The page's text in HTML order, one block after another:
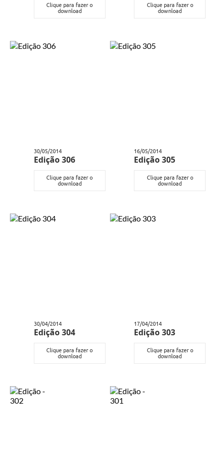
Clique para fazer o
download
Clique para fazer o
download
30/05/2014
Edição 306
Clique para fazer o
download
16/05/2014
Edição 305
Clique para fazer o
download
30/04/2014
Edição 304
Clique para fazer o
download
17/04/2014
Edição 303
Clique para fazer o
download